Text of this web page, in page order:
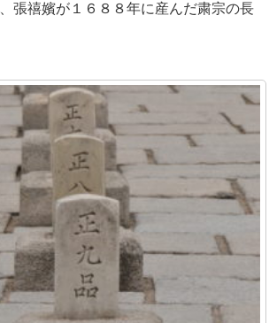
張禧嬪が１６８８年に産んだ粛宗の長